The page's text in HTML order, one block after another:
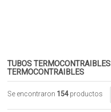
TUBOS TERMOCONTRAIBLES
TERMOCONTRAIBLES
Se encontraron 154 productos